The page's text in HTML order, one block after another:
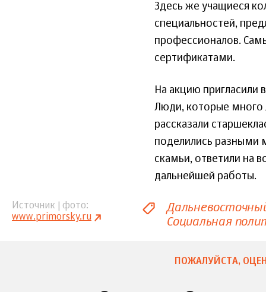
Здесь же учащиеся
специальностей,
профессионалов.
сертификатами.
На акцию пригласили
Люди, которые много
рассказали
поделились разными
скамьи, ответили на
дальнейшей работы.
Источник | фото
www.primorsky.ru
Социальная
ПОЖАЛУЙСТА,